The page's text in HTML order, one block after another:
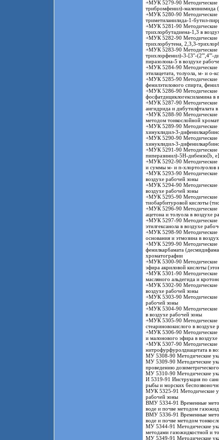
+МУК 5279-90 Методические
трибромфенил)-
+МУК 5280-90 Методические
триметиланилида-1-бутил-
+МУК 5281-90 Методические
трихлорбутадиена-1,3 в
+МУК 5282-90 Методические
трихлорбутена, 2,3,3-
+МУК 5283-90 Методические
трихлорфенил)-3-[3''-(2''',4'''-
пиразолона-5 в воздухе
+МУК 5284-90 Методические
этилацетата, толуола, м- и о-
+МУК 5285-90 Методические
фенилэтилового спирта,
+МУК 5286-90 Методические
фосфатдициклогексиламина в
+МУК 5287-90 Методические
ангидрида и дибутилфталата
+МУК 5288-90 Методические
методом тонкослойной
+МУК 5289-90 Методические
хинуклидил-3-
+МУК 5290-90 Методические
хинуклидил-3-
+МУК 5291-90 Методические
пиперазинил)-5Н-дибензо[b,
+МУК 5292-90 Методические
и суммы м- и п-хлортолуолов
+МУК 5293-90 Методические
воздухе рабочей зоны
+МУК 5294-90 Методические
воздухе рабочей зоны
+МУК 5295-90 Методические
тиобарбитуровой кислоты
+МУК 5296-90 Методические
ацетона и толуола в воздухе
+МУК 5297-90 Методические
этилгексанола в воздухе
+МУК 5298-90 Методические
основания и этмозина в
+МУК 5299-90 Методические
фенилкарбамата
хроматографии
+МУК 5300-90 Методические
эфира акриловой кислоты
+МУК 5301-90 Методические
масляного альдегида и
+МУК 5302-90 Методические
воздухе рабочей зоны
+МУК 5303-90 Методические
рабочей зоны
+МУК 5304-90 Методические
в воздухе рабочей зоны
+МУК 5305-90 Методические
стеариновокислого в воздухе
+МУК 5306-90 Методические
и малонового эфира в
+МУК 5307-90 Методические
нитрофурфуролдиацетата в
МУ 5308-90 Методические
МУ 5309-90 Методические
проведению
МУ 5310-90 Методические
И 5319-91 Инструкция по
рыбы и морских
МУК 5325-91 Методические
рабочей зоны
ВМУ 5334-91 Временные
воде и почве методом
ВМУ 5336-91 Временные
воде и почве методом
МУ 5344-91 Методические
методами газожидкостной и
МУ 5349-91 Методические